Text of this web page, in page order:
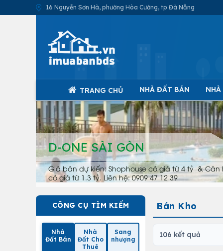
16 Nguyễn Sơn Hà, phường Hòa Cường, tp Đà Nẵng
TRANG CHỦ NHÀ ĐẤT BÁN
D-ONE SÀI GÒN
Giá bán dự kiến: Shophouse có giá từ 4 tỷ & Căn
có giá từ 1.3 tỷ. Liên hệ: 0909 47 12 39
CÔNG CỤ TÌM KIẾM
Nhà
Đất Bán
Nhà
Đất Cho
Thuê
Sang
nhượng
Bán Kho
106 kết quả